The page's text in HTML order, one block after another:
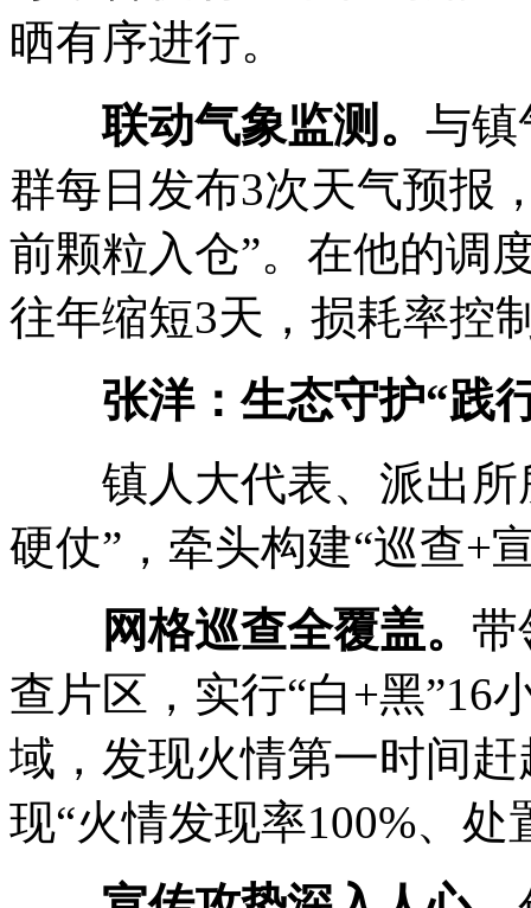
晒有序进行。
联动气象监测。 与镇
群每日发布3次天气预报
前颗粒入仓”。在他的调
往年缩短3天，损耗率控
张洋：生态守护“践
镇人大代表、派出所
硬仗”，牵头构建“巡查+
网格巡查全覆盖。 带
查片区，实行“白+黑”16
域，发现火情第一时间
现“火情发现率100%、处